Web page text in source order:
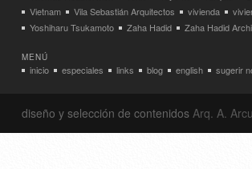
Vietnam
Vila Sebastián Arquitectos vivienda
Yoshiharu Tsukamoto
Zaha Hadid Zaha Hadid
MENÚ
inicio especiales links blog english sugerir
diseño y selección de contenidos Arq. A.